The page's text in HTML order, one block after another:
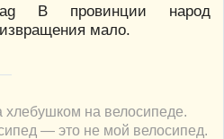
В провинции народ
мало.
хлебушком на велосипеде.
— это не мой велосипед.